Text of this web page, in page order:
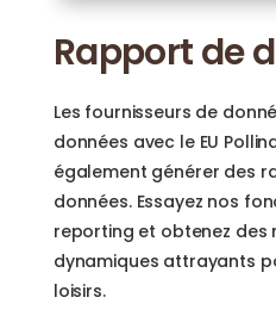
Rapport de
Les fournisseurs de
données avec le EU
également générer des
données. Essayez nos
reporting et obtenez
dynamiques attrayants
loisirs.